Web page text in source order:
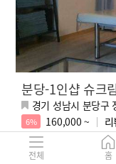
분당-1인샵 슈크
경기 성남시 분당구
6% 160,000 ~
분당 정자 1인샵 [
전체 홈